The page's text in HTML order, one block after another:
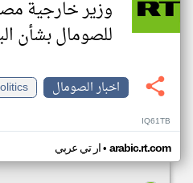
وزير خارجية
للصومال بشأن
اخبار الصومال
IQ61TB
ار تي عربي• arabic.rt.com